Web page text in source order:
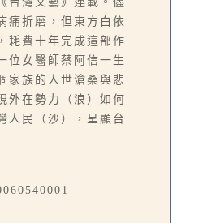
痛折磨，但東方白依
耗費十年完成這部作
位女醫師蔡阿信一生
家族的人世滄桑與悲
外在勢力（浪）如何
人民（沙），呈顯台